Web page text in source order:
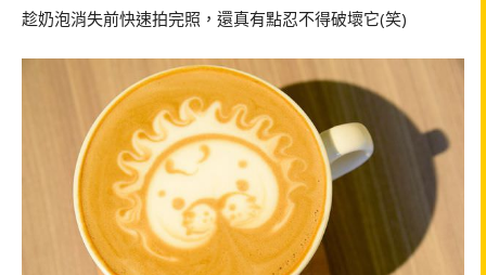
趁奶泡消失前快速拍完照，還真有點忍不得破壞它(笑)